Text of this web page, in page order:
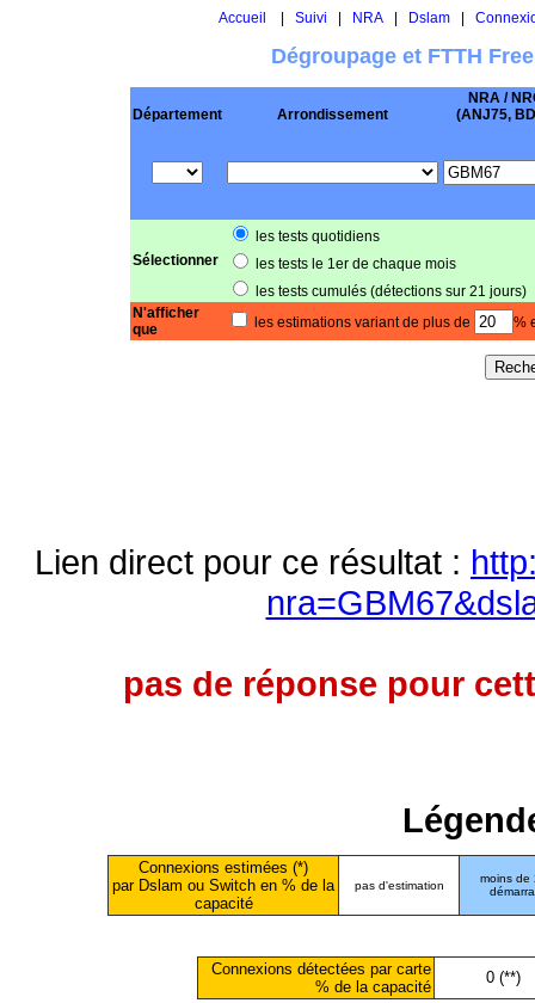
Accueil Suivi NRA| Dslam|
Dégroupage et FTTH
Département Arrondissement
NRA /
(ANJ75,
Sélectionner
les tests quotidiens
les tests le 1er de chaque mois
les tests cumulés (détections sur 21 jours)
N'afficher
que
les estimations variant de plus de %
Lien direct pour ce résultat :
pas de réponse pour
Connexions estimées (*)
par Dslam ou Switch en % de la
capacité
pas d'estimation
moins de
Connexions détectées par carte
% de la capacité
0 (**)